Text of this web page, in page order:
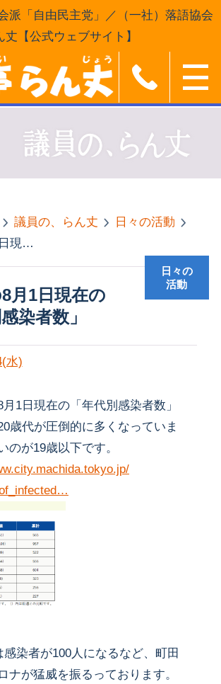
派「自由民主党」／（一社）落語協会
【公式ウェブサイト】
議員の、らん丈
日々の活動
町田市の8月1日現在の「年代別感染者数」
染者数」
日々の
活動
水)
1日現在の「年代別感染者数」
歳代が圧倒的に多くなっていま
のが19歳以下です。
感染者が100人になるなど、町田
ナが猛威を振るっております。